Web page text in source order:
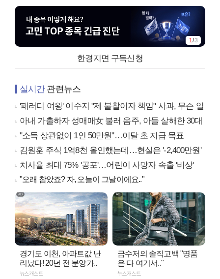
1 /3
한경지면 구독신청
실시간관련뉴스
'패러디 여왕' 이수지 "제 불찰이자 책임" 사과, 무슨 일
아내 가출하자 성매매女 불러 음주, 아들 살해한 30대
"소득 상관없이 1인 50만원"…이달 초 지급 목표
김원훈 주식 1억8천 올인했는데…현실은 '-2,400만원'
치사율 최대 75% '공포'…어린이 사망자 속출 '비상'
"오래 참았죠? 자, 오늘이 그날이에요.."
경기도 이천, 아파트값 난
리났다! 20년 전 분양가..
뉴스캐스트
금수저의 솔직고백 "명품
은 다 여기서.."
뉴스캐스트